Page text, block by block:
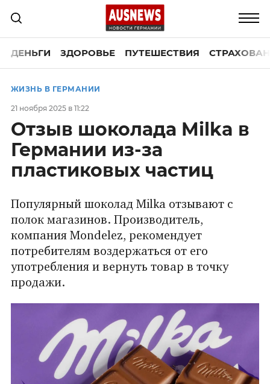
ДЕНЬГИ ЗДОРОВЬЕ ПУТЕШЕСТВИЯ
ЖИЗНЬ В ГЕРМАНИИ
21 ноября 2025 в 11:22
Отзыв шоколада Milka в
Германии из-за
пластиковых частиц
Популярный шоколад Milka отзывают с
полок магазинов. Производитель,
компания Mondelez, рекомендует
потребителям воздержаться от его
употребления и вернуть товар в точку
продажи.